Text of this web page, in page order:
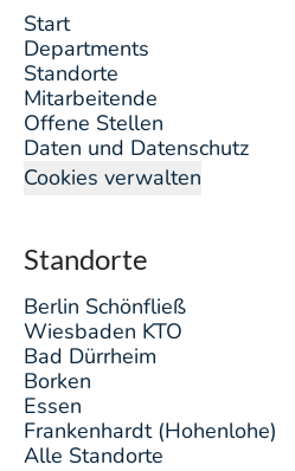
Start
Departments
Standorte
Mitarbeitende
Offene Stellen
Daten und Datenschutz
Cookies verwalten
Standorte
Berlin Schönfließ
Wiesbaden KTO
Bad Dürrheim
Borken
Essen
Frankenhardt (Hohenlohe)
Alle Standorte